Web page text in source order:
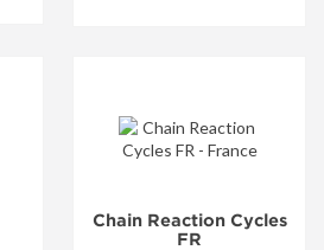
Chain Reaction Cycles
FR